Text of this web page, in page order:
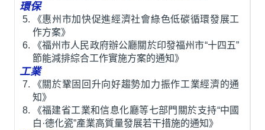
環保
《惠州市加快促進經濟社會綠色低碳循環發展工
作方案》
《福州市人民政府辦公廳關於印發福州市“十四五”
節能減排綜合工作實施方案的通知》
工業
《關於鞏固回升向好趨勢加力振作工業經濟的通
知》
《福建省工業和信息化廳等七部門關於支持“中國
白·德化瓷”產業高質量發展若干措施的通知》